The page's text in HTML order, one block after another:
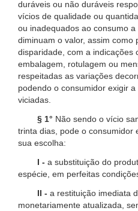
duráveis ou não duráveis
vícios de qualidade ou
ou inadequados ao consumo
diminuam o valor, assim como
disparidade, com a indicações
embalagem, rotulagem ou
respeitadas as variações
podendo o consumidor exigir
viciadas.
§ 1° Não sendo o vício
trinta dias, pode o consumidor
sua escolha:
I - a substituição do
espécie, em perfeitas
II - a restituição imediata
monetariamente atualizada,